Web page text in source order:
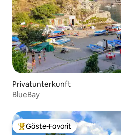
Privatunterkunft
BlueBay
Beliebter Gäste-Favorit.
Gäste-Favorit